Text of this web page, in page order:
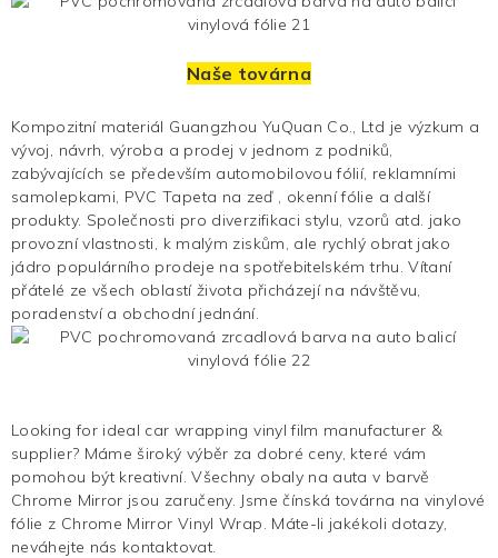
Naše továrna
Kompozitní materiál Guangzhou YuQuan Co., Ltd je výzkum a
vývoj, návrh, výroba a prodej v jednom z podniků,
zabývajících se především automobilovou fólií, reklamními
samolepkami, PVCTapeta na zeď , okenní fólie a další
produkty. Společnosti pro diverzifikaci stylu, vzorů atd. jako
provozní vlastnosti, k malým ziskům, ale rychlý obrat jako
jádro populárního prodeje na spotřebitelském trhu. Vítaní
přátelé ze všech oblastí života přicházejí na návštěvu,
poradenství a obchodní jednání.
Looking for ideal car wrapping vinyl film manufacturer &
supplier? Máme široký výběr za dobré ceny, které vám
pomohou být kreativní. Všechny obaly na auta v barvě
Chrome Mirror jsou zaručeny. Jsme čínská továrna na vinylové
fólie z Chrome Mirror Vinyl Wrap. Máte-li jakékoli dotazy,
neváhejte nás kontaktovat.